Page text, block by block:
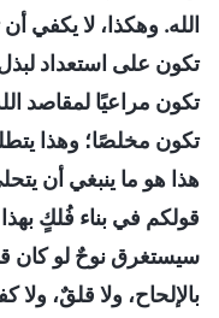
الله. وهكذا، لا يكفي
تكون على استعداد
تكون مراعيًا لمقاصد
تكون مخلصًا؛ وهذا
هذا هو ما ينبغي أن
قولكم في بناء فُلكٍ
سيستغرق نوحٌ لو كان
بالإلحاح، ولا قلقٌ،